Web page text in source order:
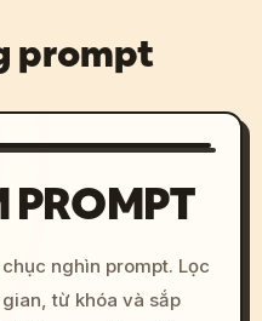
prompt
PROMPT
nghìn prompt. Lọc
từ khóa và sắp